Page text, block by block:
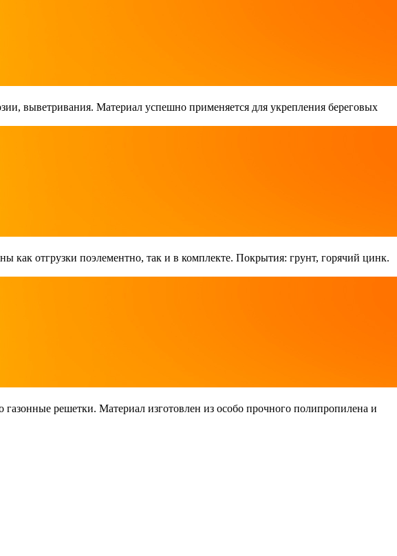
выветривания. Материал успешно применяется для укрепления береговых
отгрузки поэлементно, так и в комплекте. Покрытия: грунт, горячий цинк.
решетки. Материал изготовлен из особо прочного полипропилена и